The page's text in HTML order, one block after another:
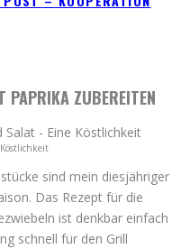
ZUBEREITEN
sind mein diesjähriger
Das Rezept für die
ist denkbar einfach
schnell für den Grill